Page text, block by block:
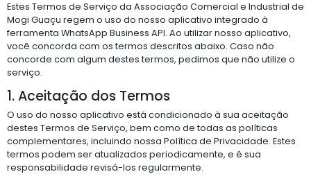
Estes Termos de Serviço da Associação Comercial e Industrial de
Mogi Guaçu regem o uso do nosso aplicativo integrado à
ferramenta WhatsApp Business API. Ao utilizar nosso aplicativo,
você concorda com os termos descritos abaixo. Caso não
concorde com algum destes termos, pedimos que não utilize o
serviço.
1. Aceitação dos Termos
O uso do nosso aplicativo está condicionado à sua aceitação
destes Termos de Serviço, bem como de todas as políticas
complementares, incluindo nossa Política de Privacidade. Estes
termos podem ser atualizados periodicamente, e é sua
responsabilidade revisá-los regularmente.